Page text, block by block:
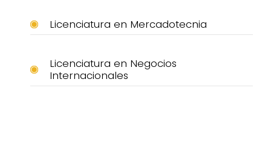
Licenciatura en Mercadotecnia
Licenciatura en Negocios
Internacionales